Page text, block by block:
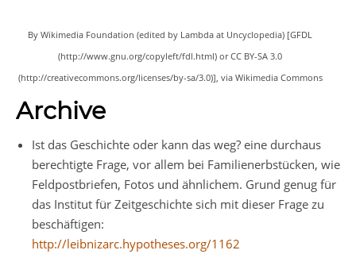
By Wikimedia Foundation (edited by Lambda at Uncyclopedia) [GFDL
(http://www.gnu.org/copyleft/fdl.html) or CC BY-SA 3.0
(http://creativecommons.org/licenses/by-sa/3.0)], via Wikimedia Commons
Archive
Ist das Geschichte oder kann das weg? eine durchaus
berechtigte Frage, vor allem bei Familienerbstücken, wie
Feldpostbriefen, Fotos und ähnlichem. Grund genug für
das Institut für Zeitgeschichte sich mit dieser Frage zu
beschäftigen:
http://leibnizarc.hypotheses.org/1162